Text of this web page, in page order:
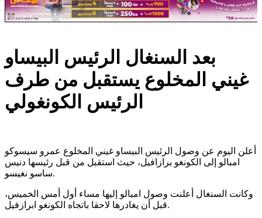
بعد السنغال الرئيس البيساو
غيني المخلوع يستقبل من طرف
الرئيس الكونغولي
أعلن اليوم عن وصول الرئيس البيساو غيني المخلوع عمرو سيسوكو
امبالو إلى الكونغو برازافيل، حيث استقبل من قبل رئيسها دنيس
ساسو نغيسو.
وكانت السنغال أعلنت وصول امبالو إليها مساء أول أمس الخميس،
قبل أن يغادرها لاحقا باتجاه الكونغو ابرازفيل.